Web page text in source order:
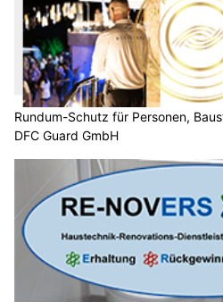
Rundum-Schutz für Personen,
DFC Guard GmbH